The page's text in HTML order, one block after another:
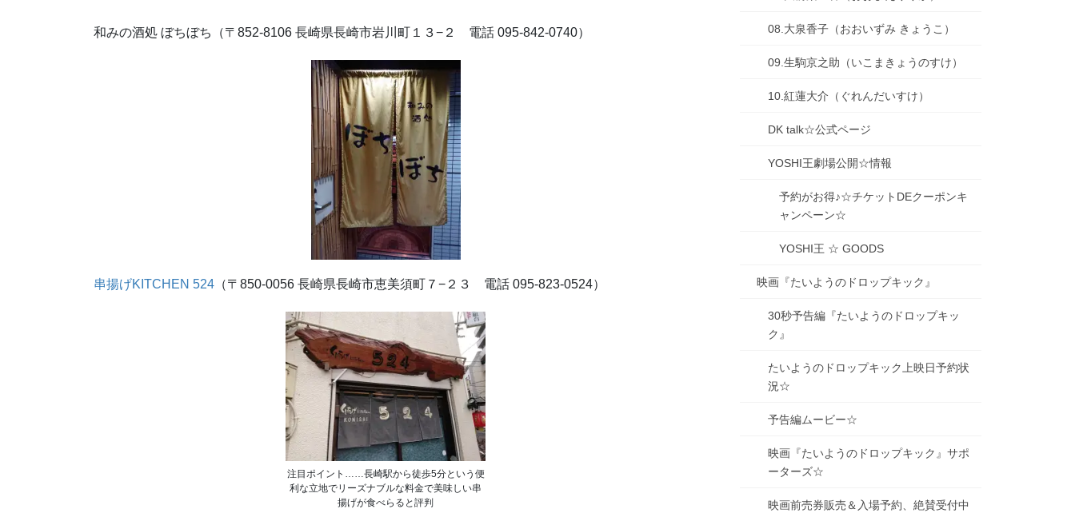
和みの酒処 ぼちぼち（〒852-8106 長崎県長崎市岩川町１３−２ 電話 095-842-0740）
串揚げKITCHEN 524 （〒850-0056 長崎県長崎市恵美須町７−２３ 電話 095-823-0524）
注目ポイント……長崎駅から徒歩5分という便
利な立地でリーズナブルな料金で美味しい串
揚げが食べらると評判
08.大泉香子（おおいずみ きょうこ）
09.生駒京之助（いこまきょうのすけ）
10.紅蓮大介（ぐれんだいすけ）
DK talk☆公式ページ
YOSHI王劇場公開☆情報
予約がお得♪☆チケットDEクーポンキ
ャンペーン☆
YOSHI王 ☆ GOODS
映画『たいようのドロップキック』
30秒予告編『たいようのドロップキッ
ク』
たいようのドロップキック上映日予約状
況☆
予告編ムービー☆
映画『たいようのドロップキック』サポ
ーターズ☆
映画前売券販売＆入場予約、絶賛受付中